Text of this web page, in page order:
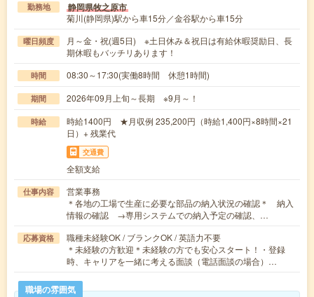
勤務地 静岡県牧之原市
菊川(静岡県)駅から車15分／金谷駅から車15分
曜日頻度
月～金・祝(週5日) ※土日休み＆祝日は有給休暇奨励日、長
期休暇もバッチリあります！
時間 08:30～17:30(実働8時間 休憩1時間)
期間 2026年09月上旬～長期 ※9月～！
時給
時給1400円 ★月収例 235,200円（時給1,400円×8時間×21
日）+ 残業代
交通費
全額支給
仕事内容
営業事務
＊各地の工場で生産に必要な部品の納入状況の確認＊ 納入
情報の確認 →専用システムでの納入予定の確認、…
応募資格
職種未経験OK / ブランクOK / 英語力不要
＊未経験の方歓迎＊未経験の方でも安心スタート！・登録
時、キャリアを一緒に考える面談（電話面談の場合）…
職場の雰囲気